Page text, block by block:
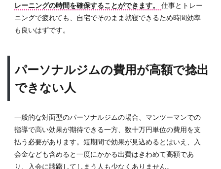
レーニングの時間を確保することができます。
仕事とトレー
ニングで疲れても、自宅でそのまま就寝できるため時間効率
も良いはずです。
パーソナルジムの費用が高額で捻出
できない人
一般的な対面型のパーソナルジムの場合、マンツーマンでの
指導で高い効果が期待できる一方、数十万円単位の費用を支
払う必要があります。短期間で効果が見込めるとはいえ、入
会金なども含めると一度にかかる出費はきわめて高額であ
り、入会に躊躇してしまう人も少なくありません。